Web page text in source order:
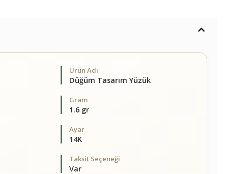
Ürün Adı
Düğüm Tasarım Yüzük
Gram
1.6 gr
Ayar
14K
Taksit Seçeneği
Var